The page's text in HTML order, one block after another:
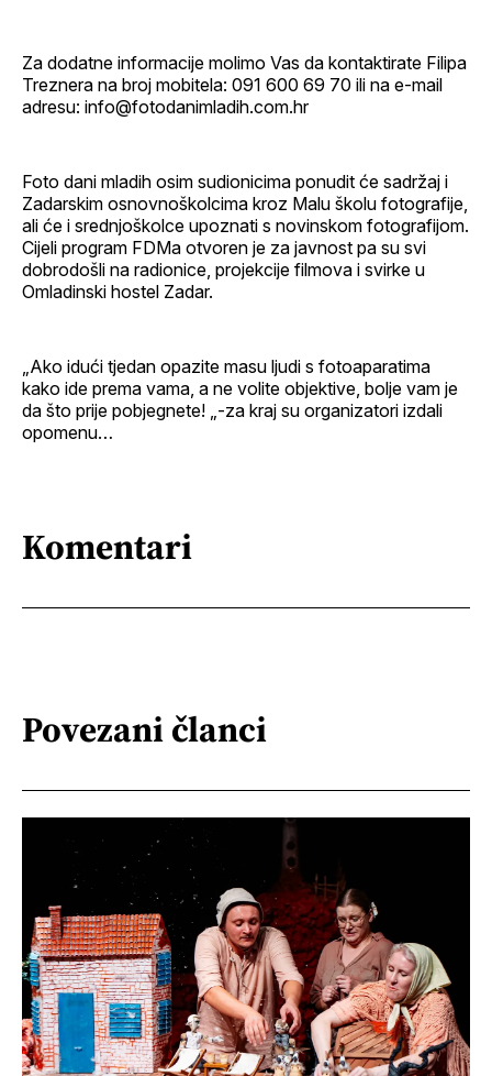
Za dodatne informacije molimo Vas da kontaktirate Filipa
Treznera na broj mobitela: 091 600 69 70 ili na e-mail
adresu: info@fotodanimladih.com.hr
Foto dani mladih osim sudionicima ponudit će sadržaj i
Zadarskim osnovnoškolcima kroz Malu školu fotografije,
ali će i srednjoškolce upoznati s novinskom fotografijom.
Cijeli program FDMa otvoren je za javnost pa su svi
dobrodošli na radionice, projekcije filmova i svirke u
Omladinski hostel Zadar.
„Ako idući tjedan opazite masu ljudi s fotoaparatima
kako ide prema vama, a ne volite objektive, bolje vam je
da što prije pobjegnete! „-za kraj su organizatori izdali
opomenu…
Komentari
Povezani članci